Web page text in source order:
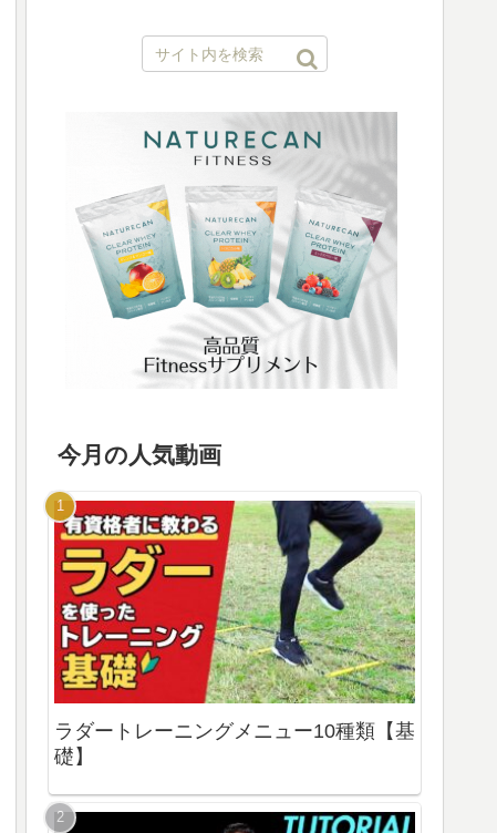
今月の人気動画
ラダートレーニングメニュー10種類【基
礎】